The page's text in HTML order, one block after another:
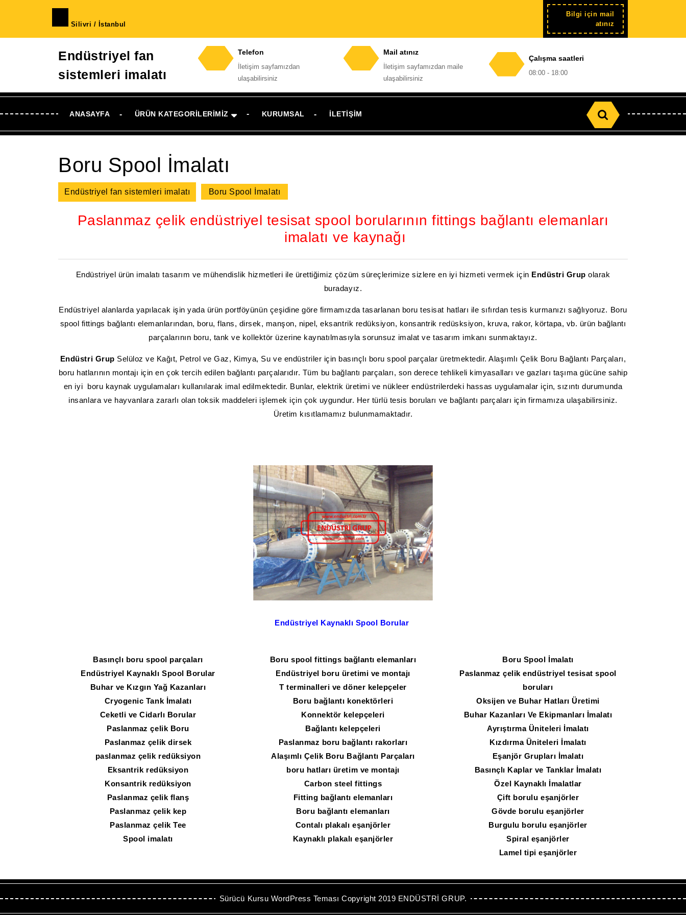
Silivri / İstanbul
Bilgi için mail
atınız Şimdi
kayıt
Endüstriyel fan
sistemleri imalatı
Telefon
İletişim sayfamızdan
ulaşabilirsiniz
Mail atınız
İletişim sayfamızdan maile
ulaşabilirsiniz
Çalışma saatleri
08:00 - 18:00
ANASAYFA ÜRÜN KATEGORILERIMIZ KURUMSAL İLETIŞIM
Search
for:
Boru Spool İmalatı
Endüstriyel fan sistemleri imalatı Boru Spool İmalatı
Paslanmaz çelik endüstriyel tesisat spool borularının fittings bağlantı elemanları
imalatı ve kaynağı
Endüstriyel ürün imalatı tasarım ve mühendislik hizmetleri ile ürettiğimiz çözüm süreçlerimize sizlere en iyi hizmeti vermek için Endüstri Grup olarak
buradayız.
Endüstriyel alanlarda yapılacak işin yada ürün portföyünün çeşidine göre firmamızda tasarlanan boru tesisat hatları ile sıfırdan tesis kurmanızı sağlıyoruz. Boru
spool fittings bağlantı elemanlarından, boru, flans, dirsek, manşon, nipel, eksantrik redüksiyon, konsantrik redüsksiyon, kruva, rakor, körtapa, vb. ürün bağlantı
parçalarının boru, tank ve kollektör üzerine kaynatılmasıyla sorunsuz imalat ve tasarım imkanı sunmaktayız.
Endüstri Grup Selüloz ve Kağıt, Petrol ve Gaz, Kimya, Su ve endüstriler için basınçlı boru spool parçalar üretmektedir. Alaşımlı Çelik Boru Bağlantı Parçaları,
boru hatlarının montajı için en çok tercih edilen bağlantı parçalarıdır. Tüm bu bağlantı parçaları, son derece tehlikeli kimyasalları ve gazları taşıma gücüne sahip
en iyi boru kaynak uygulamaları kullanılarak imal edilmektedir. Bunlar, elektrik üretimi ve nükleer endüstrilerdeki hassas uygulamalar için, sızıntı durumunda
insanlara ve hayvanlara zararlı olan toksik maddeleri işlemek için çok uygundur. Her türlü tesis boruları ve bağlantı parçaları için firmamıza ulaşabilirsiniz.
Üretim kısıtlamamız bulunmamaktadır.
Endüstriyel Kaynaklı Spool Borular
Basınçlı boru spool parçaları
Endüstriyel Kaynaklı Spool Borular
Buhar ve Kızgın Yağ Kazanları
Cryogenic Tank İmalatı
Ceketli ve Cidarlı Borular
Paslanmaz çelik Boru
Paslanmaz çelik dirsek
paslanmaz çelik redüksiyon
Eksantrik redüksiyon
Konsantrik redüksiyon
Paslanmaz çelik flanş
Paslanmaz çelik kep
Paslanmaz çelik Tee
Spool imalatı
Boru spool fittings bağlantı elemanları
Endüstriyel boru üretimi ve montajı
T terminalleri ve döner kelepçeler
Boru bağlantı konektörleri
Konnektör kelepçeleri
Bağlantı kelepçeleri
Paslanmaz boru bağlantı rakorları
Alaşımlı Çelik Boru Bağlantı Parçaları
boru hatları üretim ve montajı
Carbon steel fittings
Fitting bağlantı elemanları
Boru bağlantı elemanları
Contalı plakalı eşanjörler
Kaynaklı plakalı eşanjörler
Boru Spool İmalatı
Paslanmaz çelik endüstriyel tesisat spool
boruları
Oksijen ve Buhar Hatları Üretimi
Buhar Kazanları Ve Ekipmanları İmalatı
Ayrıştırma Üniteleri İmalatı
Kızdırma Üniteleri İmalatı
Eşanjör Grupları İmalatı
Basınçlı Kaplar ve Tanklar İmalatı
Özel Kaynaklı İmalatlar
Çift borulu eşanjörler
Gövde borulu eşanjörler
Burgulu borulu eşanjörler
Spiral eşanjörler
Lamel tipi eşanjörler
Sürücü Kursu WordPress Teması Copyright 2019 ENDÜSTRİ GRUP.